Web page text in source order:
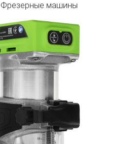
Фрезерные машины